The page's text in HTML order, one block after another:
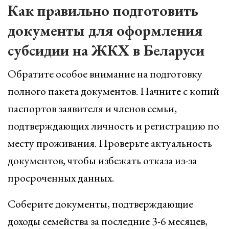
Как правильно подготовить
документы для оформления
субсидии на ЖКХ в Беларуси
Обратите особое внимание на подготовку
полного пакета документов. Начните с копий
паспортов заявителя и членов семьи,
подтверждающих личность и регистрацию по
месту проживания. Проверьте актуальность
документов, чтобы избежать отказа из-за
просроченных данных.
Соберите документы, подтверждающие
доходы семейства за последние 3-6 месяцев,